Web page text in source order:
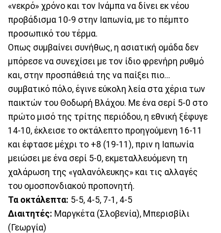
«νεκρό» χρόνο και τον Ινάμπα να δίνει εκ νέου
προβάδισμα 10-9 στην Ιαπωνία, με το πέμπτο
προσωπικό του τέρμα.
Οπως συμβαίνει συνήθως, η ασιατική ομάδα δεν
μπόρεσε να συνεχίσει με τον ίδιο φρενήρη ρυθμό
και, στην προσπάθειά της να παίξει πιο...
συμβατικό πόλο, έγινε εύκολη λεία στα χέρια των
παικτών του Θοδωρή Βλάχου. Με ένα σερί 5-0 στο
πρώτο μισό της τρίτης περιόδου, η εθνική ξέφυγε
14-10, έκλεισε το οκτάλεπτο προηγούμενη 16-11
και έφτασε μέχρι το +8 (19-11), πριν η Ιαπωνία
μειώσει με ένα σερί 5-0, εκμεταλλευόμενη τη
χαλάρωση της «γαλανόλευκης» και τις αλλαγές
του ομοσπονδιακού προπονητή.
Τα οκτάλεπτα: 5-5, 4-5, 7-1, 4-5
Διαιτητές: Μαργκέτα (Σλοβενία), Μπερισβίλι
(Γεωργία)